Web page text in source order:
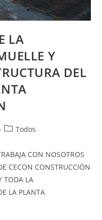
LA
Y
DEL
Todos
CON NOSOTROS
CECON CONSTRUCCIÓN
TODA LA
LA PLANTA